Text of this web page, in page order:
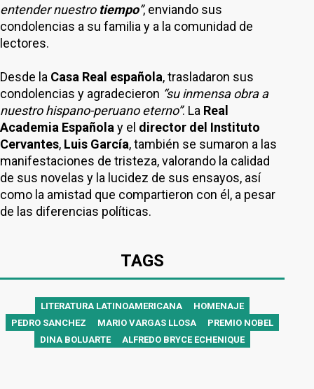
entender nuestro tiempo”, enviando sus
condolencias a su familia y a la comunidad de
lectores.
Desde la Casa Real española, trasladaron sus
condolencias y agradecieron “su inmensa obra a
nuestro hispano-peruano eterno”. La Real
Academia Española y el director del Instituto
Cervantes, Luis García, también se sumaron a las
manifestaciones de tristeza, valorando la calidad
de sus novelas y la lucidez de sus ensayos, así
como la amistad que compartieron con él, a pesar
de las diferencias políticas.
TAGS
LITERATURA LATINOAMERICANA
HOMENAJE
PEDRO SANCHEZ
MARIO VARGAS LLOSA
PREMIO NOBEL
DINA BOLUARTE
ALFREDO BRYCE ECHENIQUE